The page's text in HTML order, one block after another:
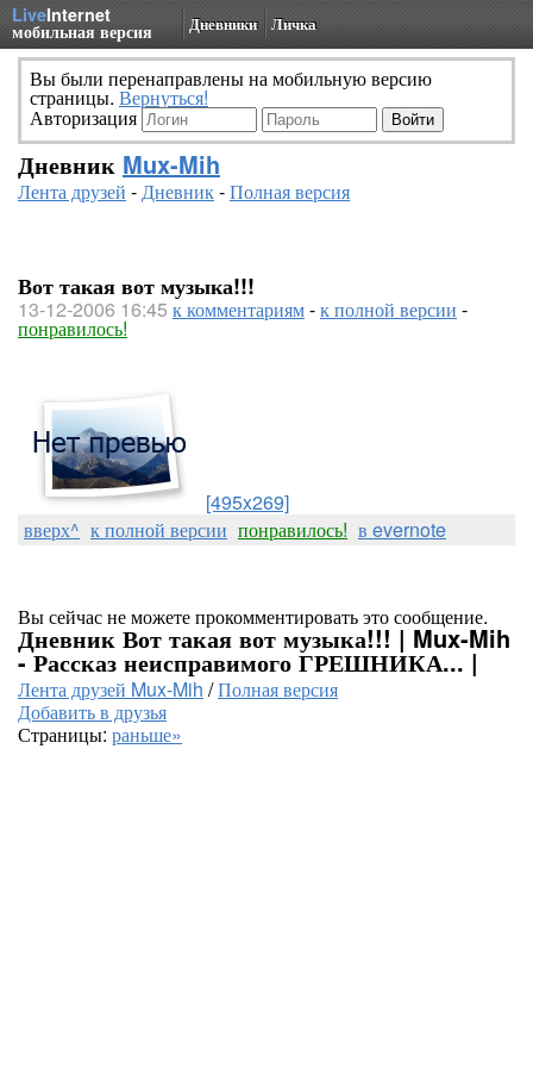
LiveInternet
мобильная версия Дневники Личка
Вы были перенаправлены на мобильную версию
страницы. Вернуться!
Авторизация
Дневник Mux-Mih
Лента друзей -Дневник-Полная версия
Вот такая вот музыка!!!
13-12-2006 16:45 к комментариям-к полной версии -
понравилось!
[495x269]
вверх^ к полной версии понравилось! в evernote
Вы сейчас не можете прокомментировать это сообщение.
Дневник Вот такая вот музыка!!! | Mux-Mih
- Рассказ неисправимого ГРЕШНИКА... |
Лента друзей Mux-Mih /Полная версия
Добавить в друзья
Страницы: раньше»